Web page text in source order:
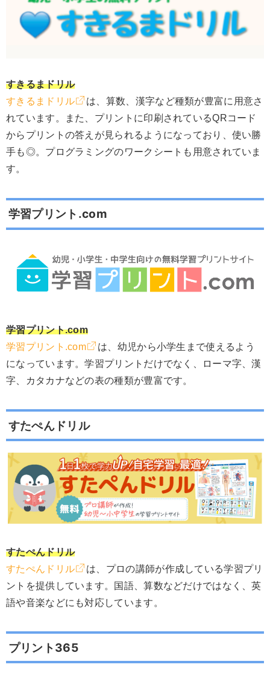
すきるまドリル
すきるまドリル
は、算数、漢字など種類が豊富に用意さ
れています。また、プリントに印刷されているQRコード
からプリントの答えが見られるようになっており、使い勝
手も◎。プログラミングのワークシートも用意されていま
す。
学習プリント.com
学習プリント.com
学習プリント.com
は、幼児から小学生まで使えるよう
になっています。学習プリントだけでなく、ローマ字、漢
字、カタカナなどの表の種類が豊富です。
すたぺんドリル
すたぺんドリル
すたぺんドリル
は、プロの講師が作成している学習プリ
ントを提供しています。国語、算数などだけではなく、英
語や音楽などにも対応しています。
プリント365